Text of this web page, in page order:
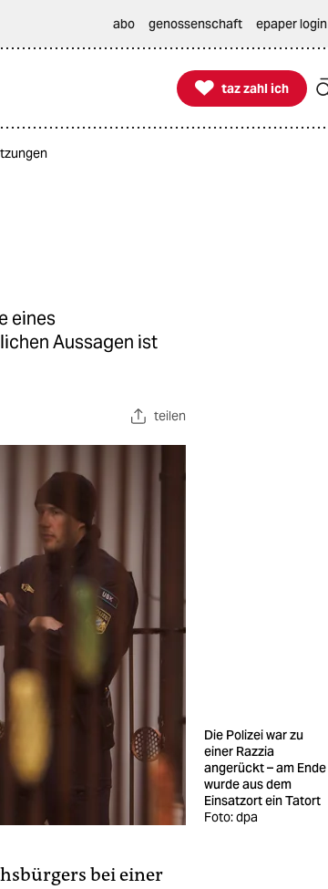
abo genossenschaft epaper login

taz zahl ich
taz zahl ich
eines
Aussagen ist
teilen
Die Polizei war zu
einer Razzia
angerückt – am Ende
wurde aus dem
Einsatzort ein Tatort
Foto: dpa
bei einer